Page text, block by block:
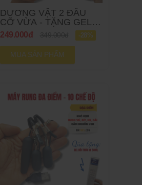
DƯƠNG VẬT 2 ĐẦU
CỠ VỪA - TẶNG GEL
200ML
249.000đ -28%
MUA SẢN PHẨM